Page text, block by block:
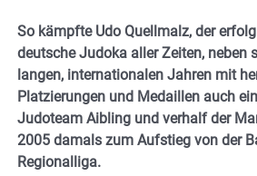
So kämpfte Udo Quellmalz, der
deutsche Judoka aller Zeiten, neben
langen, internationalen Jahren mit
Platzierungen und Medaillen auch
Judoteam Aibling und verhalf der
2005 damals zum Aufstieg von der
Regionalliga.